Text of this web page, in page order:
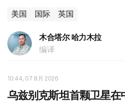
美国 国际 英国
木合塔尔 哈力木拉
编译
10:44, 07 8月 2026
乌兹别克斯坦首颗卫星在